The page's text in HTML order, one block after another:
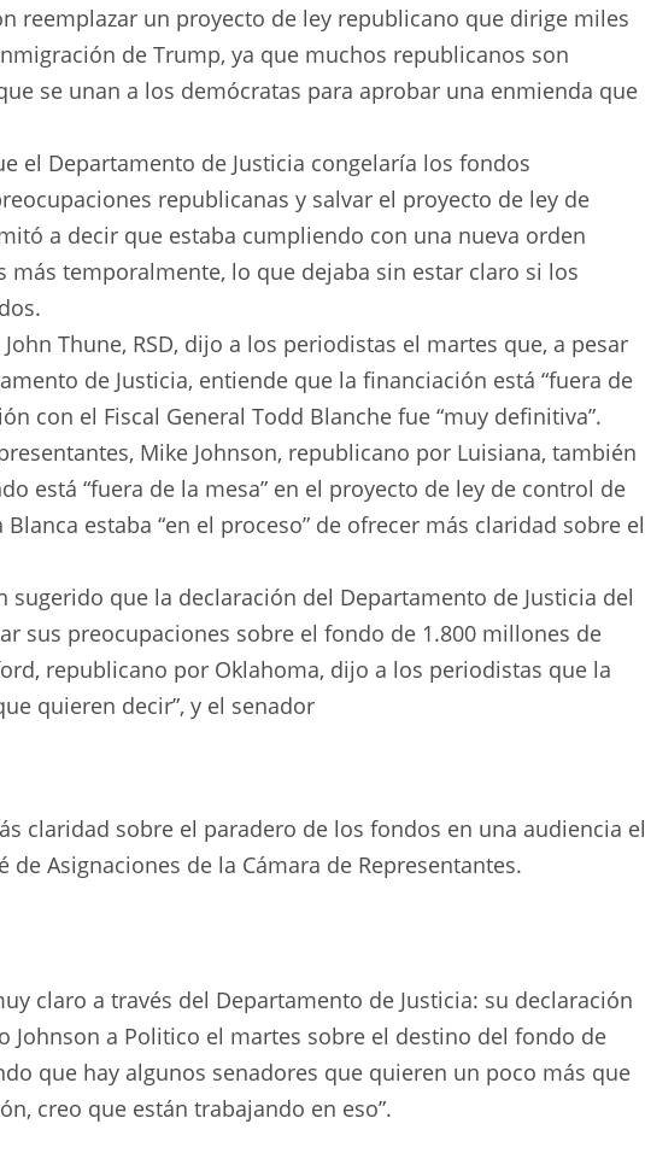
reemplazar un proyecto de ley republicano que dirige miles
de Trump, ya que muchos republicanos son
se unan a los demócratas para aprobar una enmienda que
el Departamento de Justicia congelaría los fondos
republicanas y salvar el proyecto de ley de
a decir que estaba cumpliendo con una nueva orden
temporalmente, lo que dejaba sin estar claro si los
Thune, RSD, dijo a los periodistas el martes que, a pesar
de Justicia, entiende que la financiación está “fuera de
con el Fiscal General Todd Blanche fue “muy definitiva”.
Mike Johnson, republicano por Luisiana, también
está “fuera de la mesa” en el proyecto de ley de control de
estaba “en el proceso” de ofrecer más claridad sobre el
sugerido que la declaración del Departamento de Justicia del
sus preocupaciones sobre el fondo de 1.800 millones de
republicano por Oklahoma, dijo a los periodistas que la
quieren decir”, y el senador
claridad sobre el paradero de los fondos en una audiencia el
Asignaciones de la Cámara de Representantes.
claro a través del Departamento de Justicia: su declaración
Johnson a Politico el martes sobre el destino del fondo de
que hay algunos senadores que quieren un poco más que
creo que están trabajando en eso”.